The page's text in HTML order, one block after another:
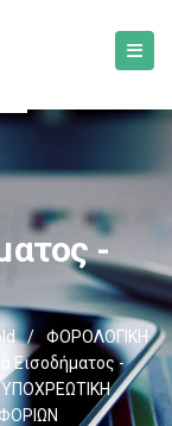
-
/
ΦΟΡΟΛΟΓΙΚΗ
Εισοδήματος -